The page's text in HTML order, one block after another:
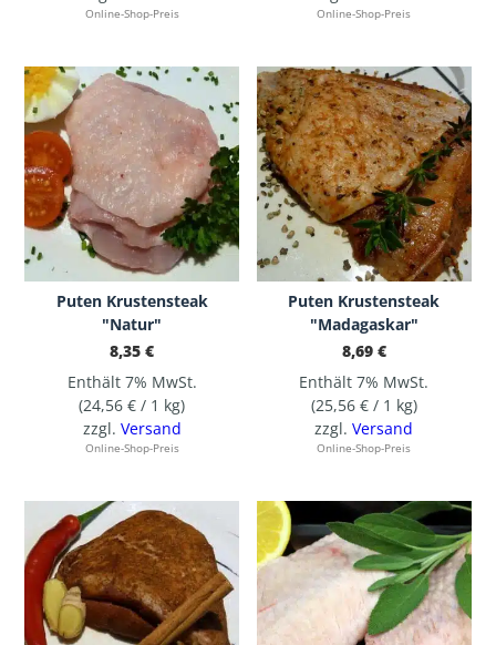
Online-Shop-Preis Online-Shop-Preis
Puten Krustensteak
"Natur"
8,35€
Enthält 7% MwSt.
(24,56€ / 1 kg)
zzgl. Versand
Online-Shop-Preis
Puten Krustensteak
"Madagaskar"
8,69 €
Enthält 7% MwSt.
(25,56 €/ 1 kg)
zzgl.Versand
Online-Shop-Preis